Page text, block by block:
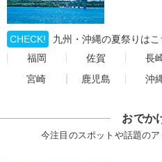
CHECK!
九州・沖縄の夏祭りはこ
福岡
佐賀 長
宮崎
鹿児島 沖
おでか
今注目のスポットや話題の